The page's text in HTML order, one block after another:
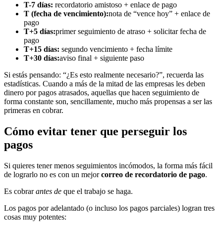
T-7 días: recordatorio amistoso + enlace de pago
T (fecha de vencimiento):nota de “vence hoy” + enlace de
pago
T+5 días:primer seguimiento de atraso + solicitar fecha de
pago
T+15 días: segundo vencimiento + fecha límite
T+30 días:aviso final + siguiente paso
Si estás pensando: “¿Es esto realmente necesario?”, recuerda las
estadísticas. Cuando a más de la mitad de las empresas les deben
dinero por pagos atrasados, aquellas que hacen seguimiento de
forma constante son, sencillamente, mucho más propensas a ser las
primeras en cobrar.
Cómo evitar tener que perseguir los
pagos
Si quieres tener menos seguimientos incómodos, la forma más fácil
de lograrlo no es con un mejorcorreo de recordatorio de pago.
Es cobrarantes de que el trabajo se haga.
Los pagos por adelantado (o incluso los pagos parciales) logran tres
cosas muy potentes: